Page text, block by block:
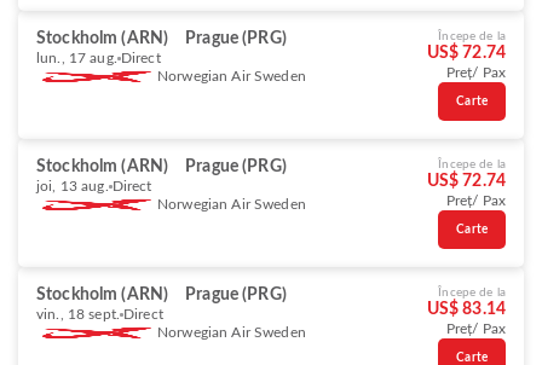
Stockholm (ARN) Prague (PRG)
lun., 17 aug. Direct
Norwegian Air Sweden
Începe de la
US$ 72.74
Preț/ Pax
Carte
Stockholm (ARN) Prague (PRG)
joi, 13 aug. Direct
Norwegian Air Sweden
Începe de la
US$ 72.74
Preț/ Pax
Carte
Stockholm (ARN) Prague (PRG)
vin., 18 sept. Direct
Norwegian Air Sweden
Începe de la
US$ 83.14
Preț/ Pax
Carte